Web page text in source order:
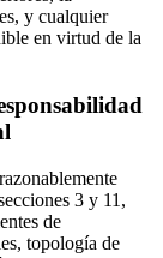
y cualquier
en virtud de la
3 y 11,
de
topología de